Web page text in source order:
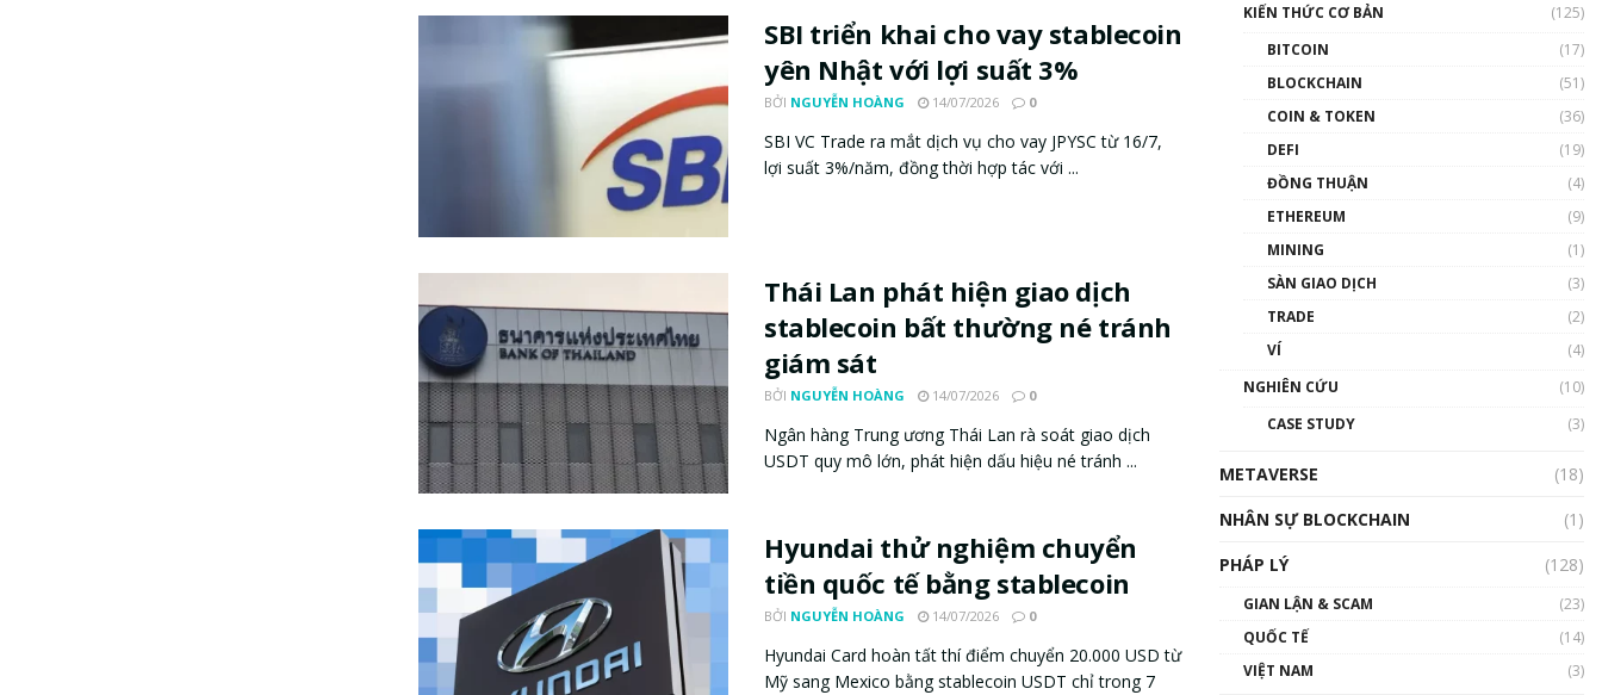
SBI triển khai cho vay stablecoin
yên Nhật với lợi suất 3%
BỞI NGUYỄN HOÀNG 14/07/2026 0
SBI VC Trade ra mắt dịch vụ cho vay JPYSC từ 16/7,
lợi suất 3%/năm, đồng thời hợp tác với ...
Thái Lan phát hiện giao dịch
stablecoin bất thường né tránh
giám sát
BỞI NGUYỄN HOÀNG 14/07/2026 0
Ngân hàng Trung ương Thái Lan rà soát giao dịch
USDT quy mô lớn, phát hiện dấu hiệu né tránh ...
Hyundai thử nghiệm chuyển
tiền quốc tế bằng stablecoin
BỞI NGUYỄN HOÀNG 14/07/2026 0
Hyundai Card hoàn tất thí điểm chuyển 20.000 USD từ
Mỹ sang Mexico bằng stablecoin USDT chỉ trong 7
KIẾN THỨC CƠ BẢN
(125)
BITCOIN
(17)
BLOCKCHAIN
(51)
COIN & TOKEN
(36)
DEFI
(19)
ĐỒNG THUẬN
(4)
ETHEREUM
(9)
MINING
(1)
SÀN GIAO DỊCH
(3)
TRADE
(2)
VÍ
(4)
NGHIÊN CỨU
(10)
CASE STUDY
(3)
METAVERSE
(18)
NHÂN SỰ BLOCKCHAIN
(1)
PHÁP LÝ
(128)
GIAN LẬN & SCAM
(23)
QUỐC TẾ
(14)
VIỆT NAM
(3)